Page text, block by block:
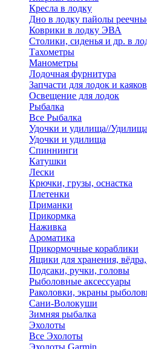
Кресла в лодку
Дно в лодку пайолы
Коврики в лодку ЭВА
Столики, сиденья и др. в
Тахометры
Манометры
Лодочная фурнитура
Запчасти для лодок и
Освещение для лодок
Рыбалка
Все Рыбалка
Удочки и удилища//
Удочки и удилища
Спиннинги
Катушки
Лески
Крючки, грузы, оснастка
Плетенки
Приманки
Прикормка
Наживка
Ароматика
Прикормочные кораблики
Ящики для хранения, вёдра,
Подсаки, ручки, головы
Рыболовные аксессуары
Раколовки, экраны
Сани-Волокуши
Зимняя рыбалка
Эхолоты
Все Эхолоты
Эхолоты Garmin